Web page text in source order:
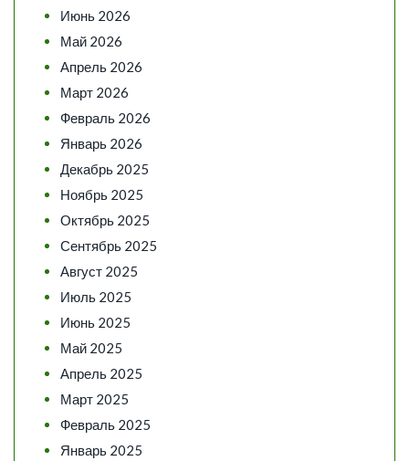
Июнь 2026
Май 2026
Апрель 2026
Март 2026
Февраль 2026
Январь 2026
Декабрь 2025
Ноябрь 2025
Октябрь 2025
Сентябрь 2025
Август 2025
Июль 2025
Июнь 2025
Май 2025
Апрель 2025
Март 2025
Февраль 2025
Январь 2025